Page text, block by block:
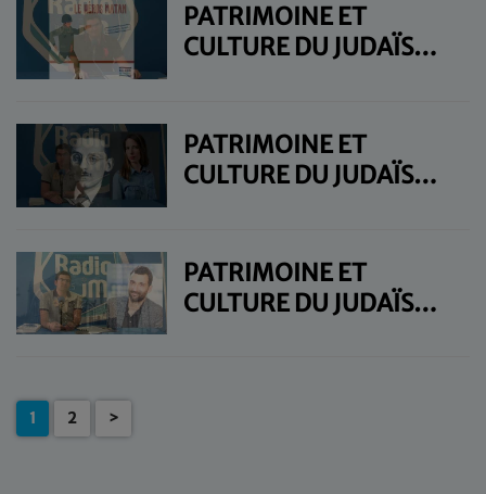
PATRIMOINE ET
CULTURE DU JUDAÏSME
PATRIMOINE ET
CULTURE DU JUDAÏSME
PATRIMOINE ET
CULTURE DU JUDAÏSME
1 2 >